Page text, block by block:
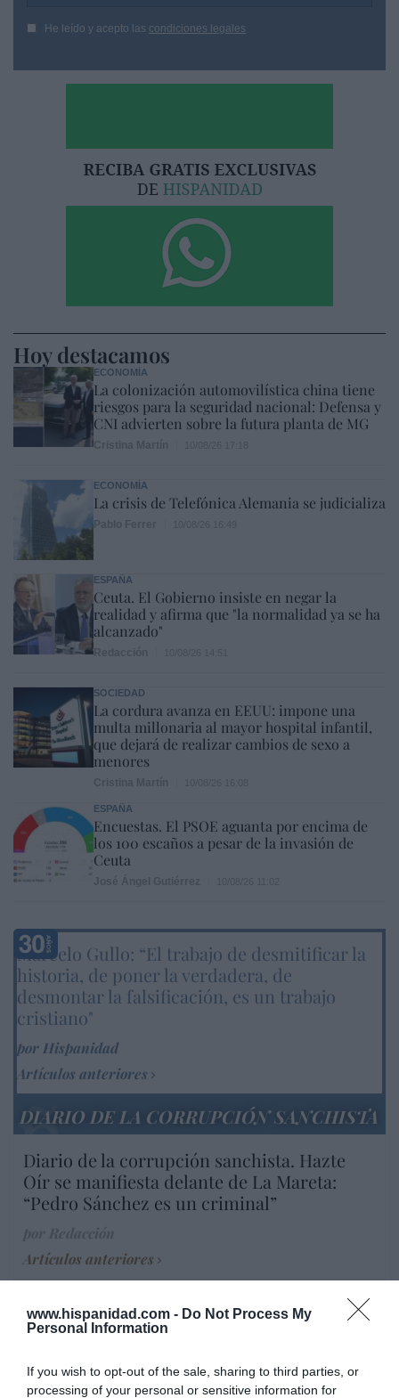
www.hispanidad.com - Do Not Process My
Personal Information
If you wish to opt-out of the sale, sharing to third parties, or
processing of your personal or sensitive information for
He leído y acepto las condiciones legales
Hoy destacamos
ECONOMÍA
La colonización automovilística china tiene
riesgos para la seguridad nacional: Defensa y
CNI advierten sobre la futura planta de MG
ECONOMÍA
La crisis de Telefónica Alemania se judicializa
ESPAÑA
Ceuta. El Gobierno insiste en negar la
realidad y afirma que "la normalidad ya se ha
alcanzado"
SOCIEDAD
La cordura avanza en EEUU: impone una
multa millonaria al mayor hospital infantil,
que dejará de realizar cambios de sexo a
menores
ESPAÑA
Encuestas. El PSOE aguanta por encima de
los 100 escaños a pesar de la invasión de
Ceuta
Marcelo Gullo: “El trabajo de desmitificar la
historia, de poner la verdadera, de
desmontar la falsificación, es un trabajo
cristiano"
por Hispanidad
Artículos anteriores
DIARIO DE LA CORRUPCIÓN SANCHISTA
Diario de la corrupción sanchista. Hazte
Oír se manifiesta delante de La Mareta:
“Pedro Sánchez es un criminal”
Artículos anteriores
Opinión
por Pablo Ferrer